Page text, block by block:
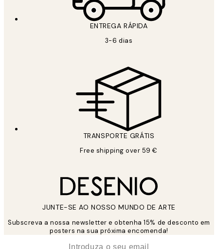
ENTREGA RÁPIDA
3-6 dias
TRANSPORTE GRÁTIS
Free shipping over 59 €
JUNTE-SE AO NOSSO MUNDO DE ARTE
Subscreva a nossa newsletter e obtenha 15% de desconto em
posters na sua próxima encomenda!